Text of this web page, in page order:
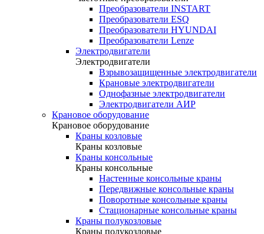
Преобразователи INSTART
Преобразователи ESQ
Преобразователи HYUNDAI
Преобразователи Lenze
Электродвигатели
Электродвигатели
Взрывозащищенные электродвигатели
Крановые электродвигатели
Однофазные электродвигатели
Электродвигатели АИР
Крановое оборудование
Крановое оборудование
Краны козловые
Краны козловые
Краны консольные
Краны консольные
Настенные консольные краны
Передвижные консольные краны
Поворотные консольные краны
Стационарные консольные краны
Краны полукозловые
Краны полукозловые